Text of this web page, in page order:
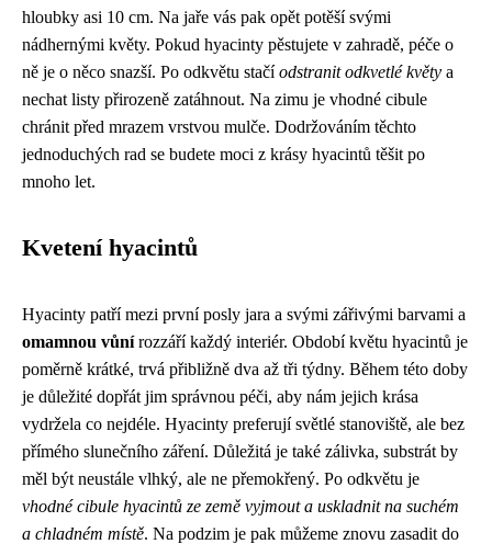
hloubky asi 10 cm. Na jaře vás pak opět potěší svými
nádhernými květy. Pokud hyacinty pěstujete v zahradě, péče o
ně je o něco snazší. Po odkvětu stačíodstranit odkvetlé květy a
nechat listy přirozeně zatáhnout. Na zimu je vhodné cibule
chránit před mrazem vrstvou mulče. Dodržováním těchto
jednoduchých rad se budete moci z krásy hyacintů těšit po
mnoho let.
Kvetení hyacintů
Hyacinty patří mezi první posly jara a svými zářivými barvami a
omamnou vůnírozzáří každý interiér. Období květu hyacintů je
poměrně krátké, trvá přibližně dva až tři týdny. Během této doby
je důležité dopřát jim správnou péči, aby nám jejich krása
vydržela co nejdéle. Hyacinty preferují světlé stanoviště, ale bez
přímého slunečního záření. Důležitá je také zálivka, substrát by
měl být neustále vlhký, ale ne přemokřený. Po odkvětu je
vhodné cibule hyacintů ze země vyjmout a uskladnit na suchém
a chladném místě. Na podzim je pak můžeme znovu zasadit do